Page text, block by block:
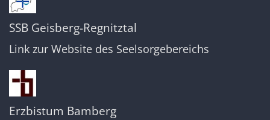
SSB Geisberg-Regnitztal
Link zur Website des Seelsorgebereichs
Erzbistum Bamberg